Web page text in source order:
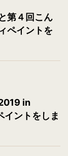
第４回こん
ペイントを
in
イントをしま